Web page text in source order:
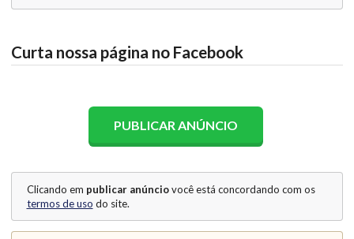
Curta nossa página no Facebook
PUBLICAR ANÚNCIO
Clicando em publicar anúnciovocê está concordando com os
termos de uso do site.